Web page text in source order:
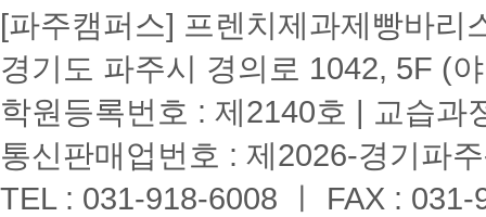
[파주캠퍼스] 프렌치제과제빵바리
경기도 파주시 경의로 1042, 5F (
학원등록번호 : 제2140호 | 교습과
통신판매업번호 : 제2026-경기파
TEL : 031-918-6008 ㅣ FAX :